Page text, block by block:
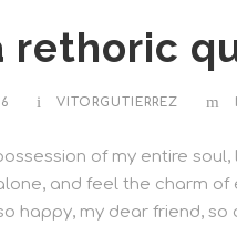
rethoric
VITORGUTIERREZ
of my entire soul,
and feel the charm
happy, my dear friend, so